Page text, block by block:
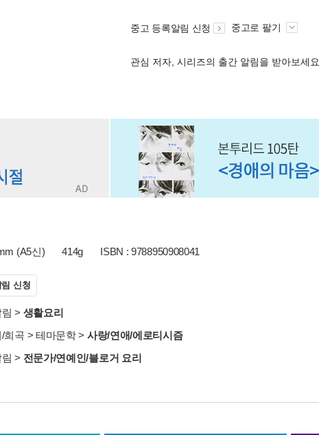
중고 등록알림 신청 중고로 팔기
관심 저자, 시리즈의 출간 알림을 받아보세요
(A5신) 414g ISBN : 9788950908041
신청
> 생활요리
희곡 > 테마문학> 사랑/연애/에로티시즘
> 전문가/연예인/블로거 요리